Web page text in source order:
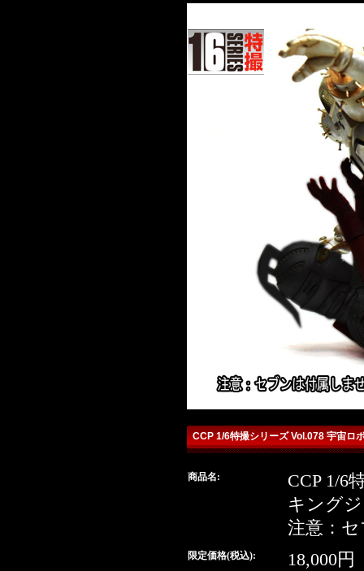
CCP 1/6特撮シリーズ Vol.078 宇宙ロ
detail
buy
商品名:
CCP 1/6
キング
注意：
限定価格(税込): 18,000円